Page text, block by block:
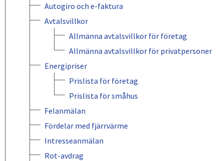
Autogiro och e-faktura
Avtalsvillkor
Allmänna avtalsvillkor för företag
Allmänna avtals­villkor för privat­personer
Energipriser
Prislista för företag
Prislista för småhus
Felanmälan
Fördelar med fjärrvärme
Intresseanmälan
Rot-avdrag